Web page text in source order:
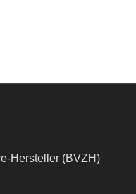
Hersteller (BVZH)